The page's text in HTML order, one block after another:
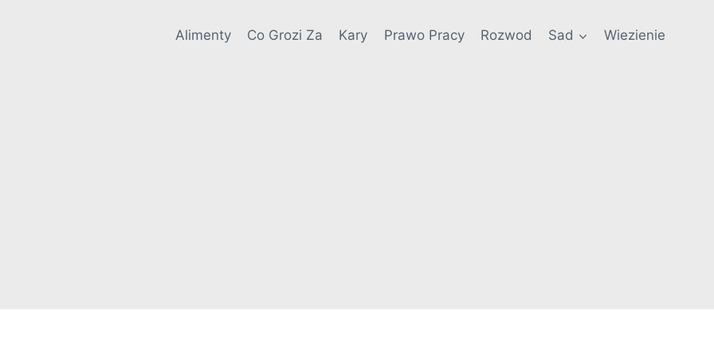
Alimenty Co Grozi Za Kary Prawo Pracy Rozwod Sad Wiezienie